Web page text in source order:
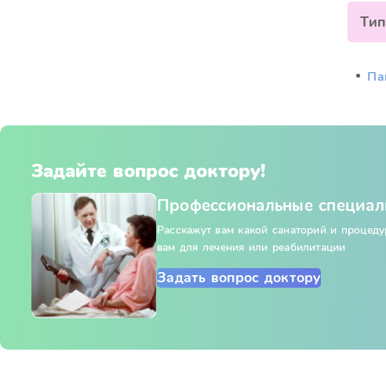
Задайте вопрос доктору!
Профессиональные
Расскажут вам какой санаторий и
вам для лечения или реабилитации
Задать вопрос доктору